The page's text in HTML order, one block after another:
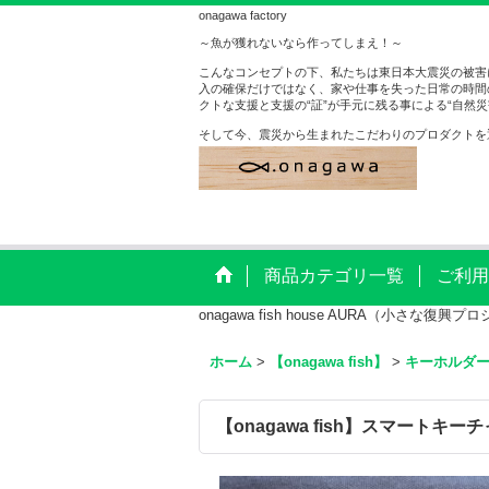
onagawa factory
～魚が獲れないなら作ってしまえ！～
こんなコンセプトの下、私たちは東日本大震災の被
入の確保だけではなく、家や仕事を失った日常の時
クトな支援と支援の“証”が手元に残る事による“自然
そして今、震災から生まれたこだわりのプロダクト
商品カテゴリ一覧 ご利
onagawa fish house AURA（小さな復興プロ
ホーム > 【onagawa fish】 > キーホルダー
【onagawa fish】スマートキーチ